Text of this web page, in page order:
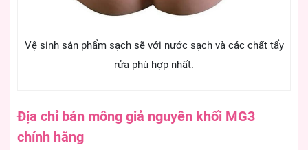
Vệ sinh sản phẩm sạch sẽ với nước sạch và các chất tẩy
rửa phù hợp nhất.
Địa chỉ bán mông giả nguyên khối MG3
chính hãng